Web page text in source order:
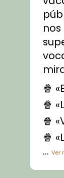
🍿
🍿
🍿
🍿
...Ver